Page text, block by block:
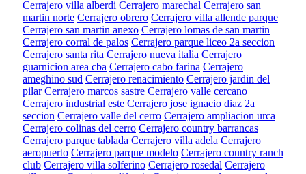
Cerrajero villa alberdi Cerrajero marechal Cerrajero san
martin norte Cerrajero obrero Cerrajero villa allende parque
Cerrajero san martin anexo Cerrajero lomas de san martin
Cerrajero corral de palos Cerrajero parque liceo 2a seccion
Cerrajero santa rita Cerrajero nueva italia Cerrajero
guarnicion area cba Cerrajero cabo farina Cerrajero
ameghino sud Cerrajero renacimiento Cerrajero jardin del
pilar Cerrajero marcos sastre Cerrajero valle cercano
Cerrajero industrial este Cerrajero jose ignacio diaz 2a
seccion Cerrajero valle del cerro Cerrajero ampliacion urca
Cerrajero colinas del cerro Cerrajero country barrancas
Cerrajero parque tablada Cerrajero villa adela Cerrajero
aeropuerto Cerrajero parque modelo Cerrajero country ranch
club Cerrajero villa solferino Cerrajero rosedal Cerrajero